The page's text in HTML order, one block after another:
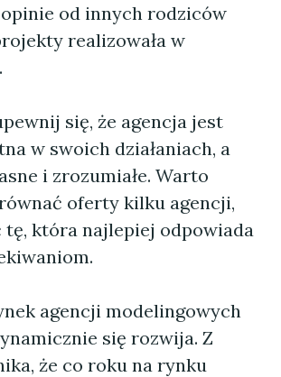
od innych rodziców
realizowała w
się, że agencja jest
w swoich działaniach, a
i zrozumiałe. Warto
oferty kilku agencji,
tę, która najlepiej odpowiada
agencji modelingowych
się rozwija. Z
że co roku na rynku